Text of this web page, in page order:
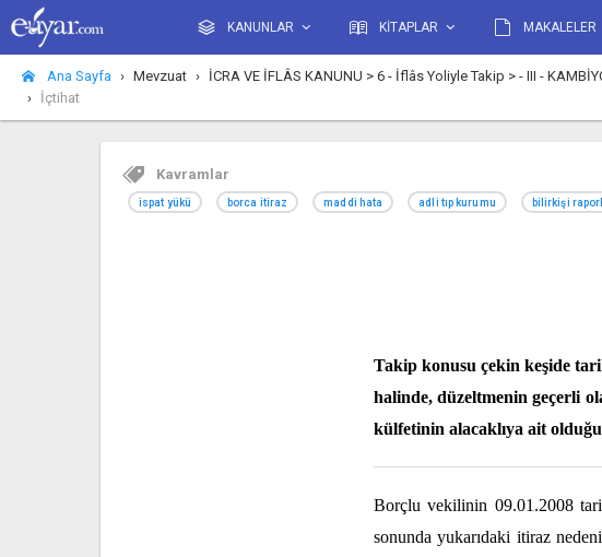
KANUNLAR KİTAPLAR MAKALELER
Ana Sayfa Mevzuat
İCRA VE İFLÂS KANUNU > 6 - İflâs Yoliyle Takip > - III -
İçtihat
Kavramlar
ispat yükü borca itiraz maddi hata adli tıp kurumu bilirkişi
Takip konusu çekin keşide
halinde, düzeltmenin geçerli
külfetinin alacaklıya ait
Borçlu vekilinin 09.01.2008
sonunda yukarıdaki itiraz